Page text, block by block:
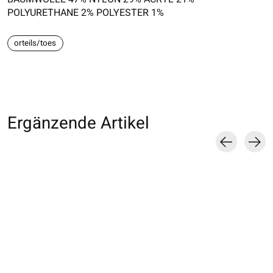
POLYURETHANE 2% POLYESTER 1%
orteils/toes
Ergänzende Artikel